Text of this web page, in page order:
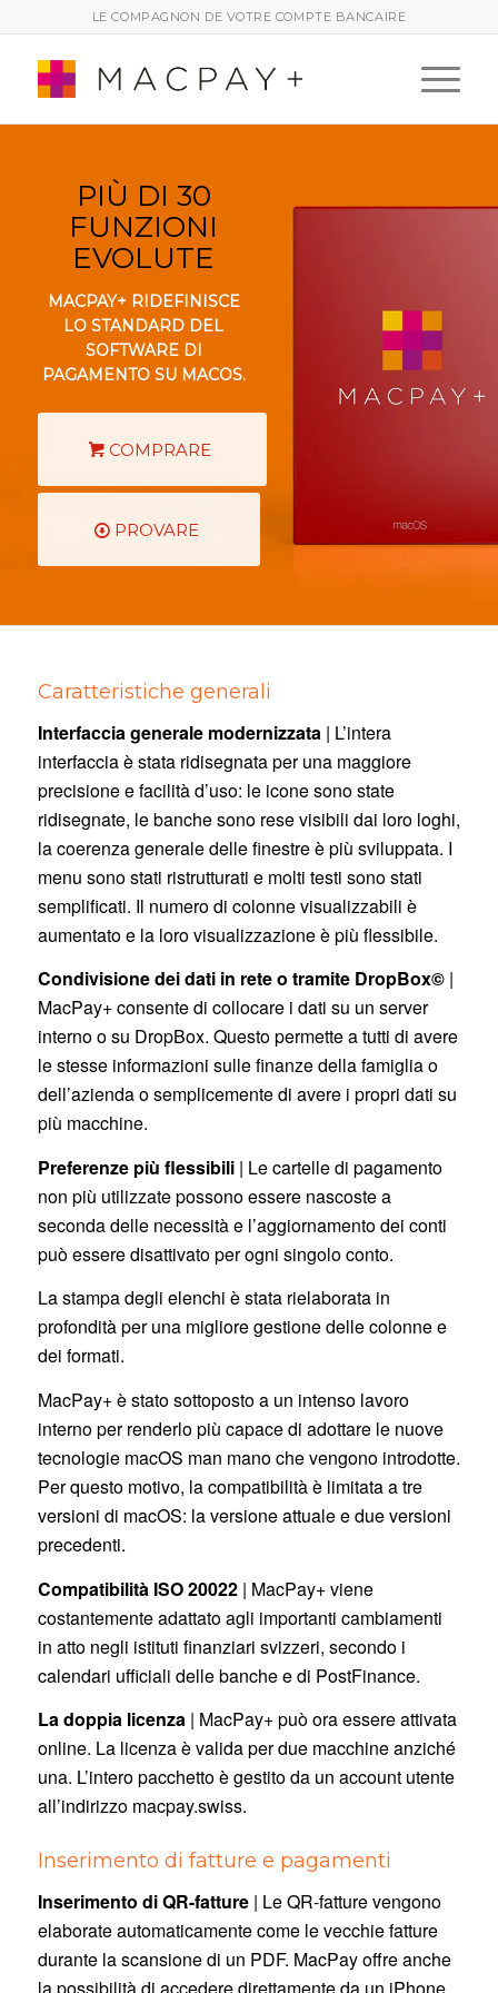
LE COMPAGNON DE VOTRE COMPTE BANCAIRE
PIÙ DI 30
FUNZIONI
EVOLUTE
MACPAY+ RIDEFINISCE
LO STANDARD DEL
SOFTWARE DI
PAGAMENTO SU MACOS.
COMPRARE
PROVARE
Caratteristiche generali
Interfaccia generale modernizzata | L’intera
interfaccia è stata ridisegnata per una maggiore
precisione e facilità d’uso: le icone sono state
ridisegnate, le banche sono rese visibili dai loro loghi,
la coerenza generale delle finestre è più sviluppata. I
menu sono stati ristrutturati e molti testi sono stati
semplificati. Il numero di colonne visualizzabili è
aumentato e la loro visualizzazione è più flessibile.
Condivisione dei dati in rete o tramite DropBox©|
MacPay+ consente di collocare i dati su un server
interno o su DropBox. Questo permette a tutti di avere
le stesse informazioni sulle finanze della famiglia o
dell’azienda o semplicemente di avere i propri dati su
più macchine.
Preferenze più flessibili| Le cartelle di pagamento
non più utilizzate possono essere nascoste a
seconda delle necessità e l’aggiornamento dei conti
può essere disattivato per ogni singolo conto.
La stampa degli elenchi è stata rielaborata in
profondità per una migliore gestione delle colonne e
dei formati.
MacPay+ è stato sottoposto a un intenso lavoro
interno per renderlo più capace di adottare le nuove
tecnologie macOS man mano che vengono introdotte.
Per questo motivo, la compatibilità è limitata a tre
versioni di macOS: la versione attuale e due versioni
precedenti.
Compatibilità ISO 20022| MacPay+ viene
costantemente adattato agli importanti cambiamenti
in atto negli istituti finanziari svizzeri, secondo i
calendari ufficiali delle banche e di PostFinance.
La doppia licenza| MacPay+ può ora essere attivata
online. La licenza è valida per due macchine anziché
una. L’intero pacchetto è gestito da un account utente
all’indirizzo macpay.swiss.
Inserimento di fatture e pagamenti
Inserimento di QR-fatture| Le QR-fatture vengono
elaborate automaticamente come le vecchie fatture
durante la scansione di un PDF. MacPay offre anche
la possibilità di accedere direttamente da un iPhone